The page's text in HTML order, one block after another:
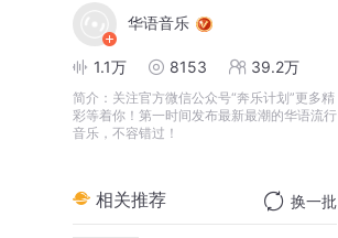
华语音乐
1.1万 8153 39.2万
简介： 关注官方微信公众号“奔乐计划”更多精
彩等着你！第一时间发布最新最潮的华语流行
音乐，不容错过！
相关推荐 换一批